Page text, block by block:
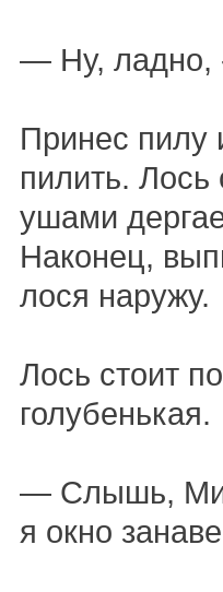
— Ну, ладно,
Принес пилу
пилить. Лось
ушами
Наконец,
лося наружу.
Лось стоит
голубенькая.
— Слышь,
я окно